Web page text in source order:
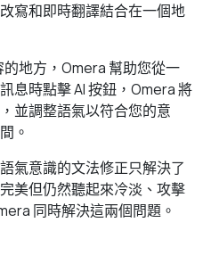
寫和即時翻譯結合在一個地
地方，Omera 幫助您從一
息時點擊 AI 按鈕，Omera 將
並調整語氣以符合您的意
。
氣意識的文法修正只解決了
美但仍然聽起來冷淡、攻擊
同時解決這兩個問題。